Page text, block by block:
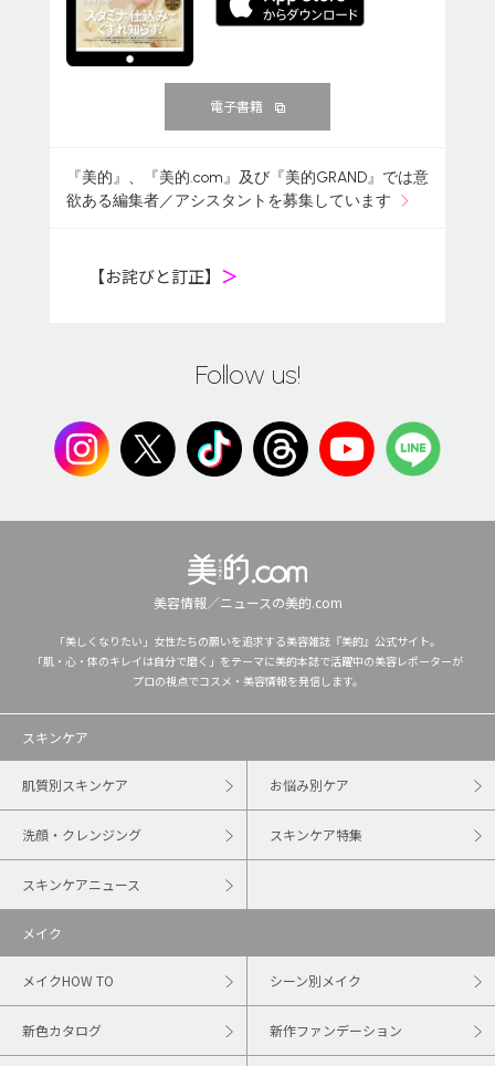
電子書籍
『美的』、『美的.com』及び『美的GRAND』では意
欲ある編集者／アシスタントを募集しています
【お詫びと訂正】 ＞
Follow us!
美容情報／ニュースの美的.com
「美しくなりたい」女性たちの願いを追求する美容雑誌『美的』公式サイト。
「肌・心・体のキレイは自分で磨く」をテーマに美的本誌で活躍中の美容レポーターが
プロの視点でコスメ・美容情報を発信します。
スキンケア
肌質別スキンケア お悩み別ケア
洗顔・クレンジング スキンケア特集
スキンケアニュース
メイク
メイクHOW TO シーン別メイク
新色カタログ 新作ファンデーション